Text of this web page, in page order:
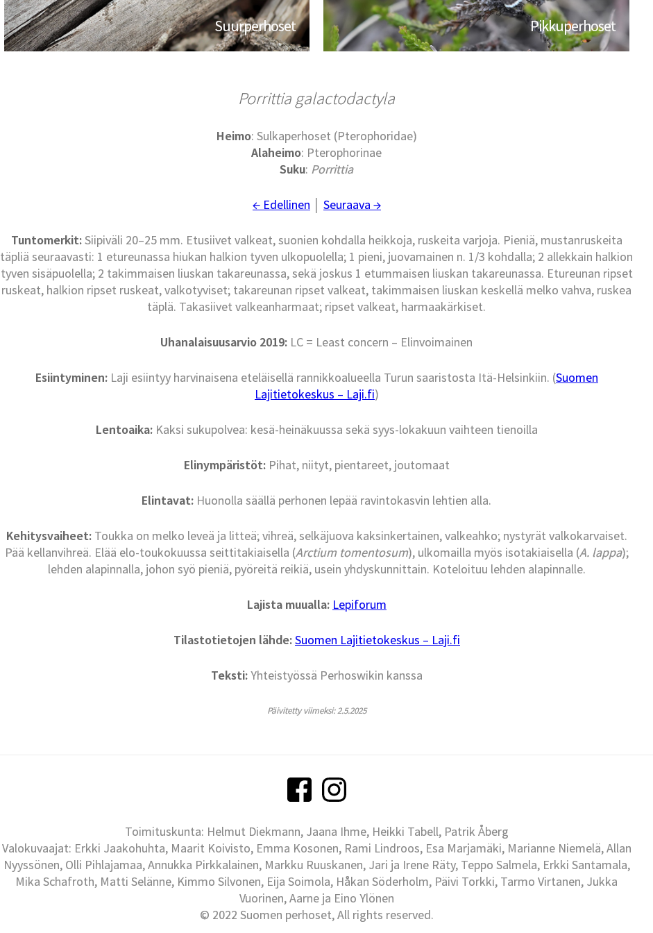
Suurperhoset Pikkuperhoset
Porrittia galactodactyla
Heimo: Sulkaperhoset (Pterophoridae)
Alaheimo: Pterophorinae
Suku: Porrittia
← Edellinen Seuraava →
Tuntomerkit:Siipiväli 20–25 mm. Etusiivet valkeat, suonien kohdalla heikkoja, ruskeita varjoja. Pieniä, mustanruskeita
täpliä seuraavasti: 1 etureunassa hiukan halkion tyven ulkopuolella; 1 pieni, juovamainen n. 1/3 kohdalla; 2 allekkain halkion
tyven sisäpuolella; 2 takimmaisen liuskan takareunassa, sekä joskus 1 etummaisen liuskan takareunassa. Etureunan ripset
ruskeat, halkion ripset ruskeat, valkotyviset; takareunan ripset valkeat, takimmaisen liuskan keskellä melko vahva, ruskea
täplä. Takasiivet valkeanharmaat; ripset valkeat, harmaakärkiset.
Uhanalaisuusarvio 2019: LC = Least concern – Elinvoimainen
Esiintyminen:Laji esiintyy harvinaisena eteläisellä rannikkoalueella Turun saaristosta Itä-Helsinkiin. (Suomen
Lajitietokeskus – Laji.fi)
Lentoaika:Kaksi sukupolvea: kesä-heinäkuussa sekä syys-lokakuun vaihteen tienoilla
Elinympäristöt:Pihat, niityt, pientareet, joutomaat
Elintavat: Huonolla säällä perhonen lepää ravintokasvin lehtien alla.
Kehitysvaiheet:Toukka on melko leveä ja litteä; vihreä, selkäjuova kaksinkertainen, valkeahko; nystyrät valkokarvaiset.
Pää kellanvihreä. Elää elo-toukokuussa seittitakiaisella (Arctium tomentosum), ulkomailla myös isotakiaisella (A. lappa);
lehden alapinnalla, johon syö pieniä, pyöreitä reikiä, usein yhdyskunnittain. Koteloituu lehden alapinnalle.
Lajista muualla: Lepiforum
Tilastotietojen lähde:Suomen Lajitietokeskus – Laji.fi
Teksti:Yhteistyössä Perhoswikin kanssa
Päivitetty viimeksi: 2.5.2025
Toimituskunta: Helmut Diekmann, Jaana Ihme, Heikki Tabell, Patrik Åberg
Valokuvaajat: Erkki Jaakohuhta, Maarit Koivisto, Emma Kosonen, Rami Lindroos, Esa Marjamäki, Marianne Niemelä, Allan
Nyyssönen, Olli Pihlajamaa, Annukka Pirkkalainen, Markku Ruuskanen, Jari ja Irene Räty, Teppo Salmela, Erkki Santamala,
Mika Schafroth, Matti Selänne, Kimmo Silvonen, Eija Soimola, Håkan Söderholm, Päivi Torkki, Tarmo Virtanen, Jukka
Vuorinen, Aarne ja Eino Ylönen
© 2022 Suomen perhoset, All rights reserved.